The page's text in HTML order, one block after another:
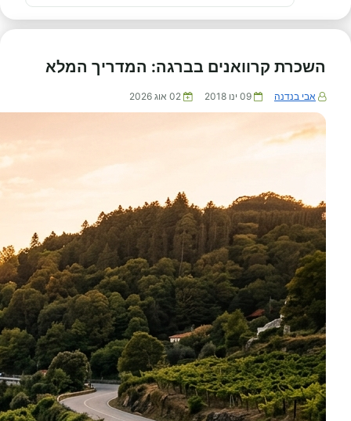
השכרת קרוואנים בברגה: המדריך המלא
אבי בנדנה 09 ינו 2018 02 אוג 2026